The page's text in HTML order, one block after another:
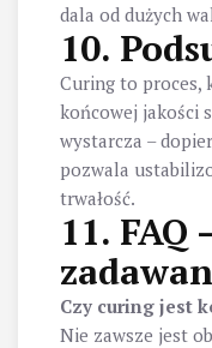
dala od dużych
10.
Curing to proces,
końcowej jakości
wystarcza –
pozwala
trwałość.
11. FAQ
Czy curing jest
Nie zawsze jest